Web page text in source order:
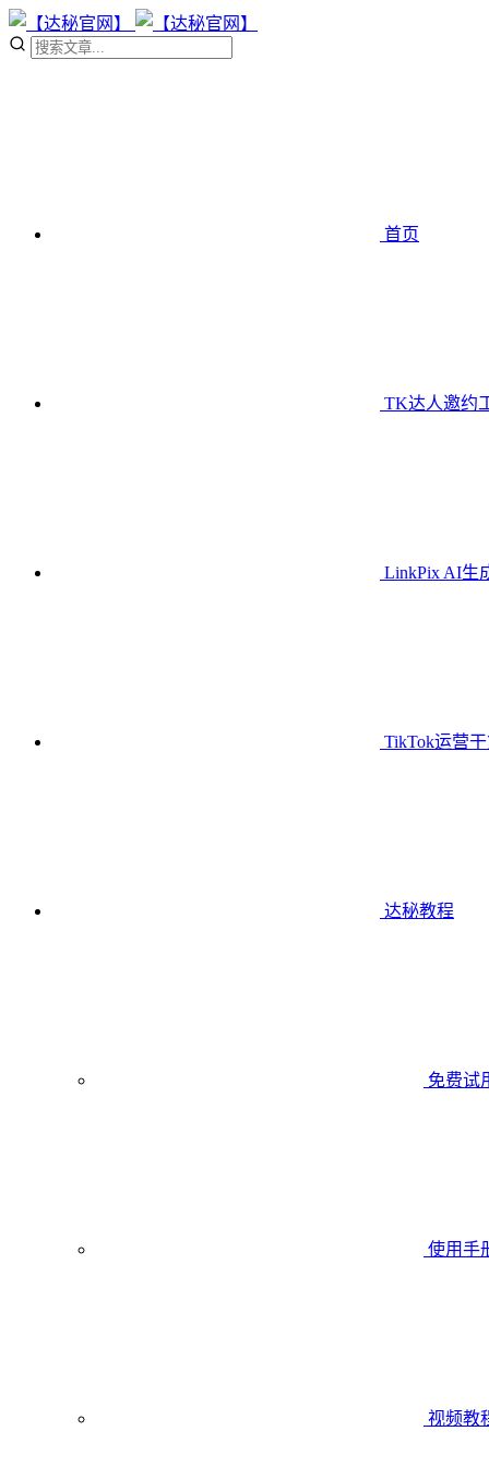
首页
TK达人邀约
LinkPix AI生
TikTok运营
达秘教程
免费试
使用手
视频教